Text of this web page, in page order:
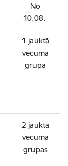
No
10.08.
1 jauktā
vecuma
grupa
2 jauktā
vecuma
grupas